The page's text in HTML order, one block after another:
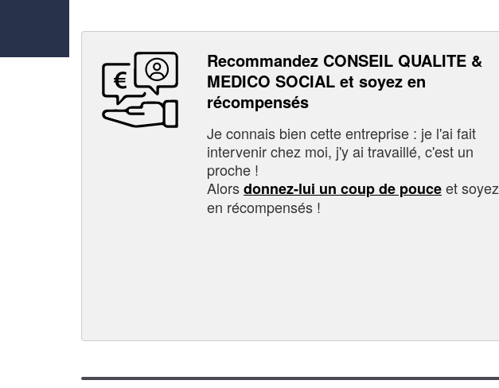
Recommandez CONSEIL QUALITE &
MEDICO SOCIAL et soyez en
récompensés
Je connais bien cette entreprise : je l'ai fait
intervenir chez moi, j'y ai travaillé, c'est un
proche !
Alorsdonnez-lui un coup de pouceet soyez
en récompensés !